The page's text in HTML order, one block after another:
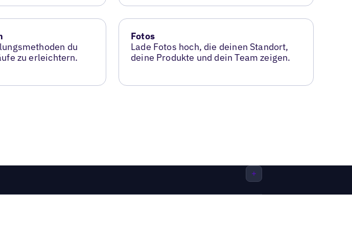
du
zu erleichtern.
Fotos
Lade Fotos hoch, die deinen Standort,
deine Produkte und dein Team zeigen.